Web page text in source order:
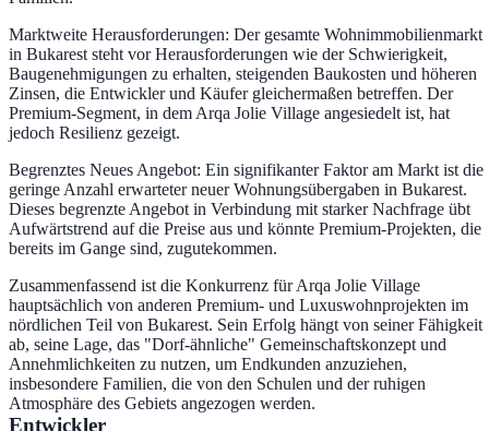
Marktweite Herausforderungen: Der gesamte Wohnimmobilienmarkt
in Bukarest steht vor Herausforderungen wie der Schwierigkeit,
Baugenehmigungen zu erhalten, steigenden Baukosten und höheren
Zinsen, die Entwickler und Käufer gleichermaßen betreffen. Der
Premium-Segment, in dem Arqa Jolie Village angesiedelt ist, hat
jedoch Resilienz gezeigt.
Begrenztes Neues Angebot: Ein signifikanter Faktor am Markt ist die
geringe Anzahl erwarteter neuer Wohnungsübergaben in Bukarest.
Dieses begrenzte Angebot in Verbindung mit starker Nachfrage übt
Aufwärtstrend auf die Preise aus und könnte Premium-Projekten, die
bereits im Gange sind, zugutekommen.
Zusammenfassend ist die Konkurrenz für Arqa Jolie Village
hauptsächlich von anderen Premium- und Luxuswohnprojekten im
nördlichen Teil von Bukarest. Sein Erfolg hängt von seiner Fähigkeit
ab, seine Lage, das "Dorf-ähnliche" Gemeinschaftskonzept und
Annehmlichkeiten zu nutzen, um Endkunden anzuziehen,
insbesondere Familien, die von den Schulen und der ruhigen
Atmosphäre des Gebiets angezogen werden.
Entwickler